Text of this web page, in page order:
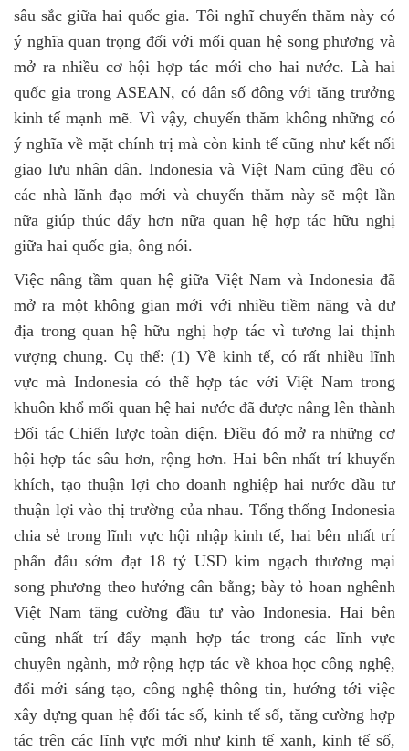
sâu sắc giữa hai quốc gia. Tôi nghĩ chuyến thăm này có
ý nghĩa quan trọng đối với mối quan hệ song phương và
mở ra nhiều cơ hội hợp tác mới cho hai nước. Là hai
quốc gia trong ASEAN, có dân số đông với tăng trưởng
kinh tế mạnh mẽ. Vì vậy, chuyến thăm không những có
ý nghĩa về mặt chính trị mà còn kinh tế cũng như kết nối
giao lưu nhân dân. Indonesia và Việt Nam cũng đều có
các nhà lãnh đạo mới và chuyến thăm này sẽ một lần
nữa giúp thúc đẩy hơn nữa quan hệ hợp tác hữu nghị
giữa hai quốc gia, ông nói.
Việc nâng tầm quan hệ giữa Việt Nam và Indonesia đã
mở ra một không gian mới với nhiều tiềm năng và dư
địa trong quan hệ hữu nghị hợp tác vì tương lai thịnh
vượng chung. Cụ thể: (1) Về kinh tế, có rất nhiều lĩnh
vực mà Indonesia có thể hợp tác với Việt Nam trong
khuôn khổ mối quan hệ hai nước đã được nâng lên thành
Đối tác Chiến lược toàn diện. Điều đó mở ra những cơ
hội hợp tác sâu hơn, rộng hơn. Hai bên nhất trí khuyến
khích, tạo thuận lợi cho doanh nghiệp hai nước đầu tư
thuận lợi vào thị trường của nhau. Tổng thống Indonesia
chia sẻ trong lĩnh vực hội nhập kinh tế, hai bên nhất trí
phấn đấu sớm đạt 18 tỷ USD kim ngạch thương mại
song phương theo hướng cân bằng; bày tỏ hoan nghênh
Việt Nam tăng cường đầu tư vào Indonesia. Hai bên
cũng nhất trí đẩy mạnh hợp tác trong các lĩnh vực
chuyên ngành, mở rộng hợp tác về khoa học công nghệ,
đổi mới sáng tạo, công nghệ thông tin, hướng tới việc
xây dựng quan hệ đối tác số, kinh tế số, tăng cường hợp
tác trên các lĩnh vực mới như kinh tế xanh, kinh tế số,